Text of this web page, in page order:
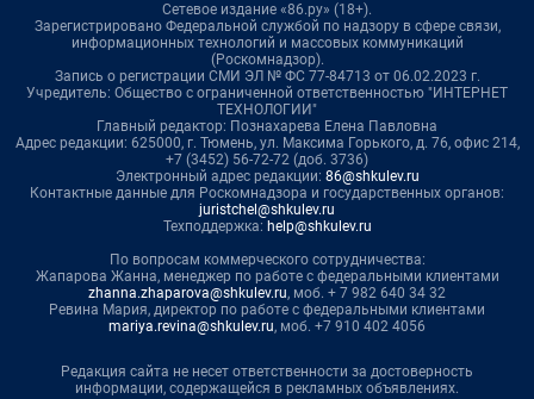
Сетевое издание «86.ру» (18+).
Зарегистрировано Федеральной службой по надзору в сфере связи,
информационных технологий и массовых коммуникаций
(Роскомнадзор).
Запись о регистрации СМИ ЭЛ № ФС 77-84713 от 06.02.2023 г.
Учредитель: Общество с ограниченной ответственностью "ИНТЕРНЕТ
ТЕХНОЛОГИИ"
Главный редактор: Познахарева Елена Павловна
Адрес редакции: 625000, г. Тюмень, ул. Максима Горького, д. 76, офис 214,
+7 (3452) 56-72-72 (доб. 3736)
Электронный адрес редакции: 86@shkulev.ru
Контактные данные для Роскомнадзора и государственных органов:
juristchel@shkulev.ru
Техподдержка: help@shkulev.ru
По вопросам коммерческого сотрудничества:
Жапарова Жанна, менеджер по работе с федеральными клиентами
zhanna.zhaparova@shkulev.ru, моб. + 7 982 640 34 32
Ревина Мария, директор по работе с федеральными клиентами
mariya.revina@shkulev.ru, моб. +7 910 402 4056
Редакция сайта не несет ответственности за достоверность
информации, содержащейся в рекламных объявлениях.